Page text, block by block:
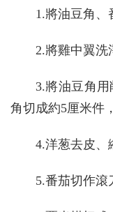
1.將油豆角、
2.將雞中翼洗
3.將油豆角
角切成約5厘米件
4.洋葱去皮、
5.番茄切作滾